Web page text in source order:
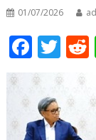
01/07/2026
F
ac
e
b
T
w
itt
er